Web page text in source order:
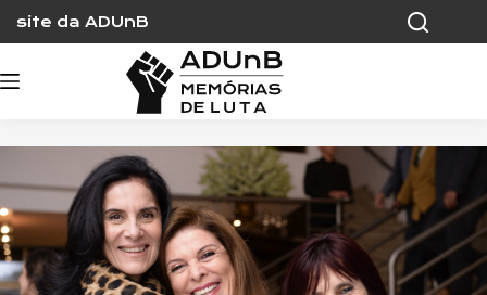
content
site da ADUnB